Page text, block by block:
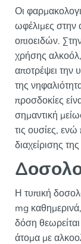
Οι
ωφέλιμες στην
οπιοειδών.
χρήσης
αποτρέψει την
της
προσδοκίες
σημαντική
τις ουσίες,
διαχείρισης
Η τυπική
mg
δόση
άτομα με